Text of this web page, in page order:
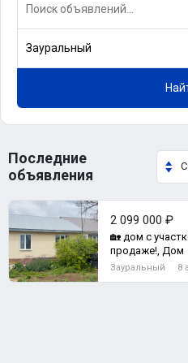
Зауральный
Последние
объявления
2 099 000 ₽
🏡 дом c
прoдаже!, Дом
Зауральный 8